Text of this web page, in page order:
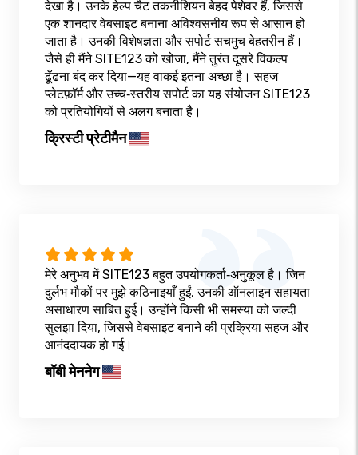
देखा है। उनके हेल्प चैट तकनीशियन बेहद पेशेवर हैं, जिससे
एक शानदार वेबसाइट बनाना अविश्वसनीय रूप से आसान हो
जाता है। उनकी विशेषज्ञता और सपोर्ट सचमुच बेहतरीन हैं।
जैसे ही मैंने SITE123 को खोजा, मैंने तुरंत दूसरे विकल्प
ढूँढना बंद कर दिया—यह वाकई इतना अच्छा है। सहज
प्लेटफ़ॉर्म और उच्च‑स्तरीय सपोर्ट का यह संयोजन SITE123
को प्रतियोगियों से अलग बनाता है।
क्रिस्टी प्रेटीमैन
मेरे अनुभव में SITE123 बहुत उपयोगकर्ता‑अनुकूल है। जिन
दुर्लभ मौकों पर मुझे कठिनाइयाँ हुईं, उनकी ऑनलाइन सहायता
असाधारण साबित हुई। उन्होंने किसी भी समस्या को जल्दी
सुलझा दिया, जिससे वेबसाइट बनाने की प्रक्रिया सहज और
आनंददायक हो गई।
बॉबी मेननेग